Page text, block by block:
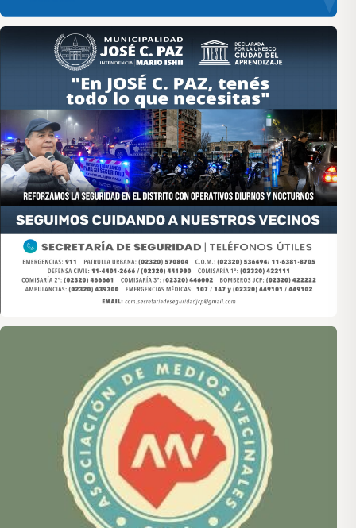
Asociación de Medios Vecinales